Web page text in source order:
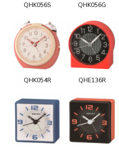
QHK056S QHK056G
QHK054R QHE136R